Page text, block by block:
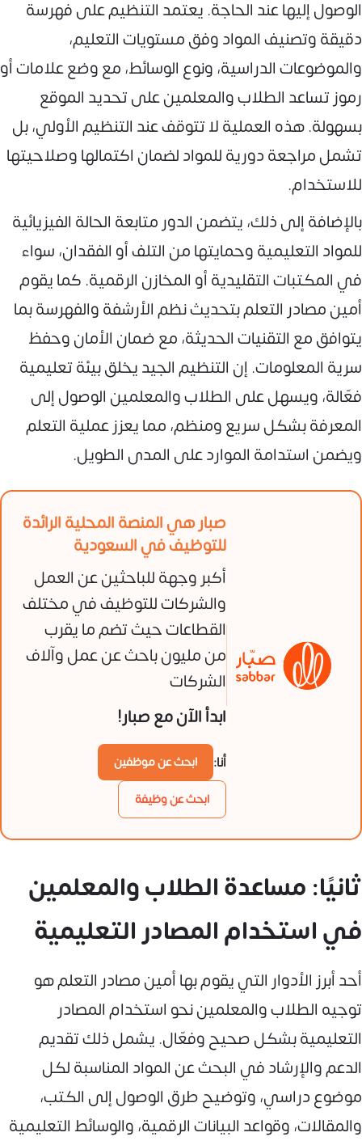
الوصول إليها عند الحاجة. يعتمد التنظيم على فهرسة
دقيقة وتصنيف المواد وفق مستويات التعليم،
والموضوعات الدراسية، ونوع الوسائط، مع وضع علامات أو
رموز تساعد الطلاب والمعلمين على تحديد الموقع
بسهولة. هذه العملية لا تتوقف عند التنظيم الأولي، بل
تشمل مراجعة دورية للمواد لضمان اكتمالها وصلاحيتها
للاستخدام.
بالإضافة إلى ذلك، يتضمن الدور متابعة الحالة الفيزيائية
للمواد التعليمية وحمايتها من التلف أو الفقدان، سواء
في المكتبات التقليدية أو المخازن الرقمية. كما يقوم
أمين مصادر التعلم بتحديث نظم الأرشفة والفهرسة بما
يتوافق مع التقنيات الحديثة، مع ضمان الأمان وحفظ
سرية المعلومات. إن التنظيم الجيد يخلق بيئة تعليمية
فعّالة، ويسهل على الطلاب والمعلمين الوصول إلى
المعرفة بشكل سريع ومنظم، مما يعزز عملية التعلم
ويضمن استدامة الموارد على المدى الطويل.
صبار هي المنصة المحلية الرائدة
للتوظيف في السعودية
أكبر وجهة للباحثين عن العمل
والشركات للتوظيف في مختلف
القطاعات حيث تضم ما يقرب
من مليون باحث عن عمل وآلاف
الشركات
ابدأ الآن مع صبار!
أنا:
ابحث عن موظفين
ابحث عن وظيفة
ثانيًا: مساعدة الطلاب والمعلمين
في استخدام المصادر التعليمية
أحد أبرز الأدوار التي يقوم بها أمين مصادر التعلم هو
توجيه الطلاب والمعلمين نحو استخدام المصادر
التعليمية بشكل صحيح وفعّال. يشمل ذلك تقديم
الدعم والإرشاد في البحث عن المواد المناسبة لكل
موضوع دراسي، وتوضيح طرق الوصول إلى الكتب،
والمقالات، وقواعد البيانات الرقمية، والوسائط التعليمية